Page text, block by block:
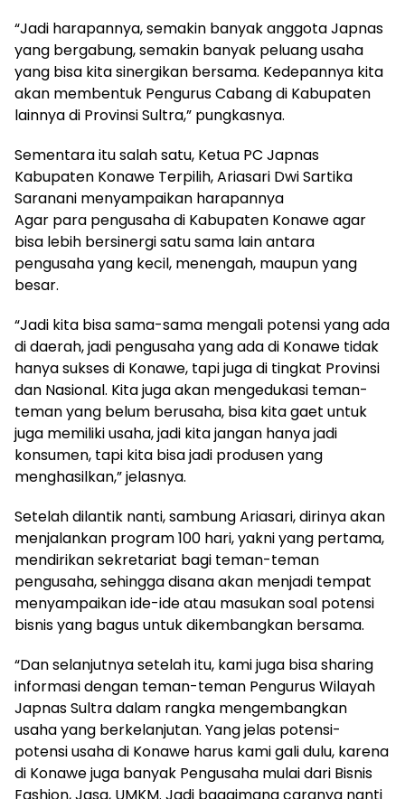
“Jadi harapannya, semakin banyak anggota Japnas
yang bergabung, semakin banyak peluang usaha
yang bisa kita sinergikan bersama. Kedepannya kita
akan membentuk Pengurus Cabang di Kabupaten
lainnya di Provinsi Sultra,” pungkasnya.
Sementara itu salah satu, Ketua PC Japnas
Kabupaten Konawe Terpilih, Ariasari Dwi Sartika
Saranani menyampaikan harapannya
Agar para pengusaha di Kabupaten Konawe agar
bisa lebih bersinergi satu sama lain antara
pengusaha yang kecil, menengah, maupun yang
besar.
“Jadi kita bisa sama-sama mengali potensi yang ada
di daerah, jadi pengusaha yang ada di Konawe tidak
hanya sukses di Konawe, tapi juga di tingkat Provinsi
dan Nasional. Kita juga akan mengedukasi teman-
teman yang belum berusaha, bisa kita gaet untuk
juga memiliki usaha, jadi kita jangan hanya jadi
konsumen, tapi kita bisa jadi produsen yang
menghasilkan,” jelasnya.
Setelah dilantik nanti, sambung Ariasari, dirinya akan
menjalankan program 100 hari, yakni yang pertama,
mendirikan sekretariat bagi teman-teman
pengusaha, sehingga disana akan menjadi tempat
menyampaikan ide-ide atau masukan soal potensi
bisnis yang bagus untuk dikembangkan bersama.
“Dan selanjutnya setelah itu, kami juga bisa sharing
informasi dengan teman-teman Pengurus Wilayah
Japnas Sultra dalam rangka mengembangkan
usaha yang berkelanjutan. Yang jelas potensi-
potensi usaha di Konawe harus kami gali dulu, karena
di Konawe juga banyak Pengusaha mulai dari Bisnis